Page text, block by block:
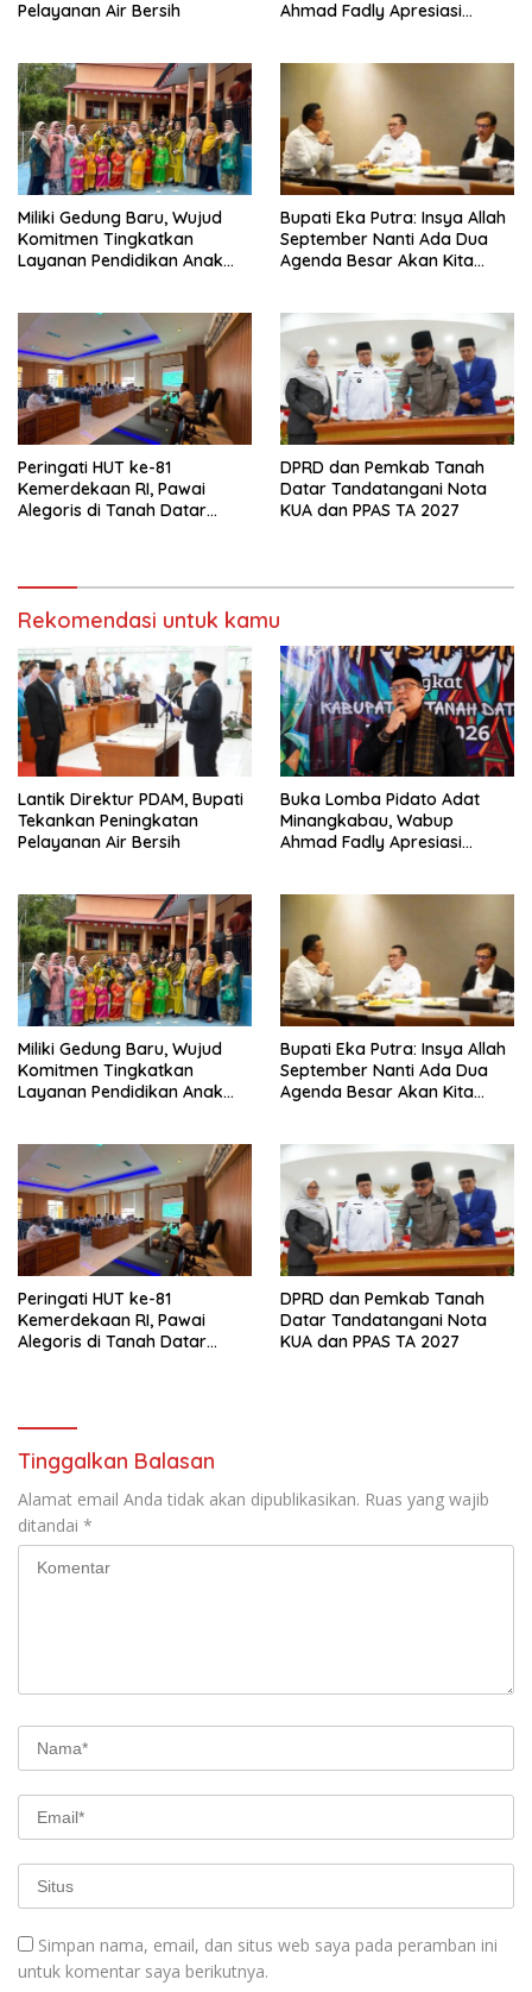
Pelayanan Air Bersih
Ahmad Fadly Apresiasi
Miliki Gedung Baru, Wujud
Komitmen Tingkatkan
Layanan Pendidikan Anak
Bupati Eka Putra: Insya Allah
September Nanti Ada Dua
Agenda Besar Akan Kita
Peringati HUT ke-81
Kemerdekaan RI, Pawai
Alegoris di Tanah Datar
DPRD dan Pemkab Tanah
Datar Tandatangani Nota
KUA dan PPAS TA 2027
Rekomendasi untuk kamu
Lantik Direktur PDAM, Bupati
Tekankan Peningkatan
Pelayanan Air Bersih
Buka Lomba Pidato Adat
Minangkabau, Wabup
Ahmad Fadly Apresiasi
Miliki Gedung Baru, Wujud
Komitmen Tingkatkan
Layanan Pendidikan Anak
Bupati Eka Putra: Insya Allah
September Nanti Ada Dua
Agenda Besar Akan Kita
Peringati HUT ke-81
Kemerdekaan RI, Pawai
Alegoris di Tanah Datar
DPRD dan Pemkab Tanah
Datar Tandatangani Nota
KUA dan PPAS TA 2027
Tinggalkan Balasan
Alamat email Anda tidak akan dipublikasikan. Ruas yang wajib
ditandai *
Simpan nama, email, dan situs web saya pada peramban ini
untuk komentar saya berikutnya.